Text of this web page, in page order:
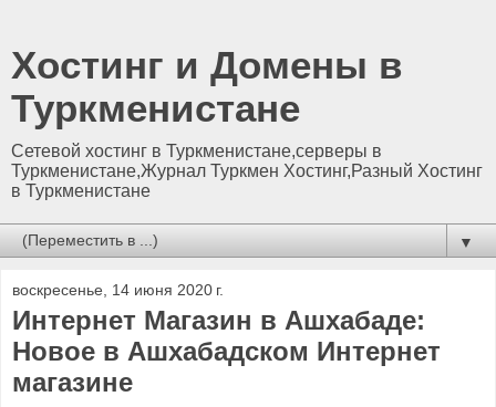
Хостинг и Домены в
Туркменистане
Сетевой хостинг в Туркменистане,серверы в
Туркменистане,Журнал Туркмен Хостинг,Разный Хостинг
в Туркменистане
▼
воскресенье, 14 июня 2020 г.
Интернет Магазин в Ашхабаде:
Новое в Ашхабадском Интернет
магазине